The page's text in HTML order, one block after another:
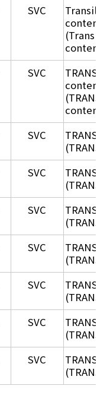
SVC
Transil
content
(Transil
content
SVC
content
content
SVC TRANSIL
SVC TRANSIL
SVC TRANSIL
SVC TRANSIL
SVC TRANSIL
SVC TRANSIL
SVC TRANSIL